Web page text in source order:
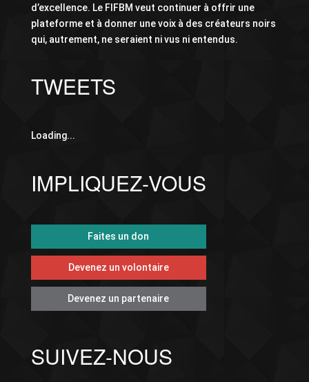
d’excellence. Le FIFBM veut continuer à offrir une
plateforme et à donner une voix à des créateurs noirs
qui, autrement, ne seraient ni vus ni entendus.
TWEETS
Loading...
IMPLIQUEZ-VOUS
Faites un don
Devenez un volontaire
Devenez un partenaire
SUIVEZ-NOUS